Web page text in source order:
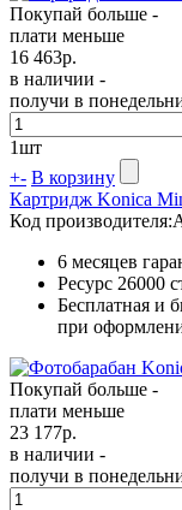
Покупай больше -
плати меньше
16 463р.
в наличии -
получи в
1шт
+- В корзину
Картридж Konica
Код производителя:
6 месяцев
Ресурс 26000
Бесплатная и
при
Покупай больше -
плати меньше
23 177р.
в наличии -
получи в